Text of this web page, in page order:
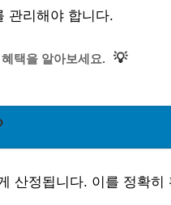
관리해야 합니다.
택을 알아보세요. 💡
산정됩니다. 이를 정확히